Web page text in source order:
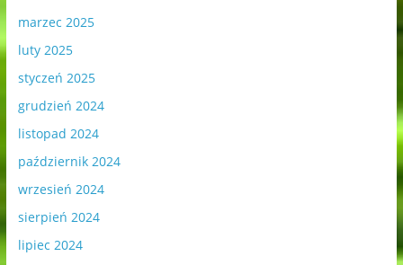
marzec 2025
luty 2025
styczeń 2025
grudzień 2024
listopad 2024
październik 2024
wrzesień 2024
sierpień 2024
lipiec 2024